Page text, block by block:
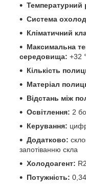
Температурний
Система
Кліматичний
Максимальна
середовища: +32
Кількість
Матеріал
Відстань між
Освітлення: 2
Керування:
Додатково:
запотіванню скла
Холодоагент:
Потужність: